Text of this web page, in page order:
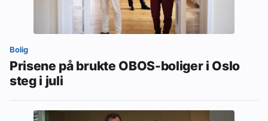
Bolig
Prisene på brukte OBOS-boliger i Oslo
steg i juli